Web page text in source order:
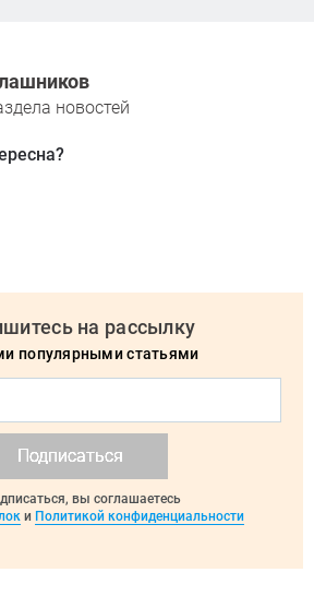
новостей
на рассылку
популярными статьями
Подписаться
вы соглашаетесь
и Политикой конфиденциальности